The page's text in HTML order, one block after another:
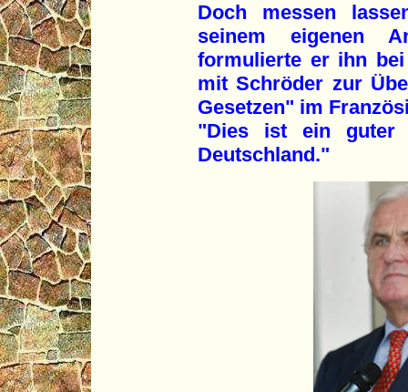
Doch messen
seinem eigenen
formulierte er ihn
mit Schröder zur
Gesetzen" im
"Dies ist ein guter
Deutschland."